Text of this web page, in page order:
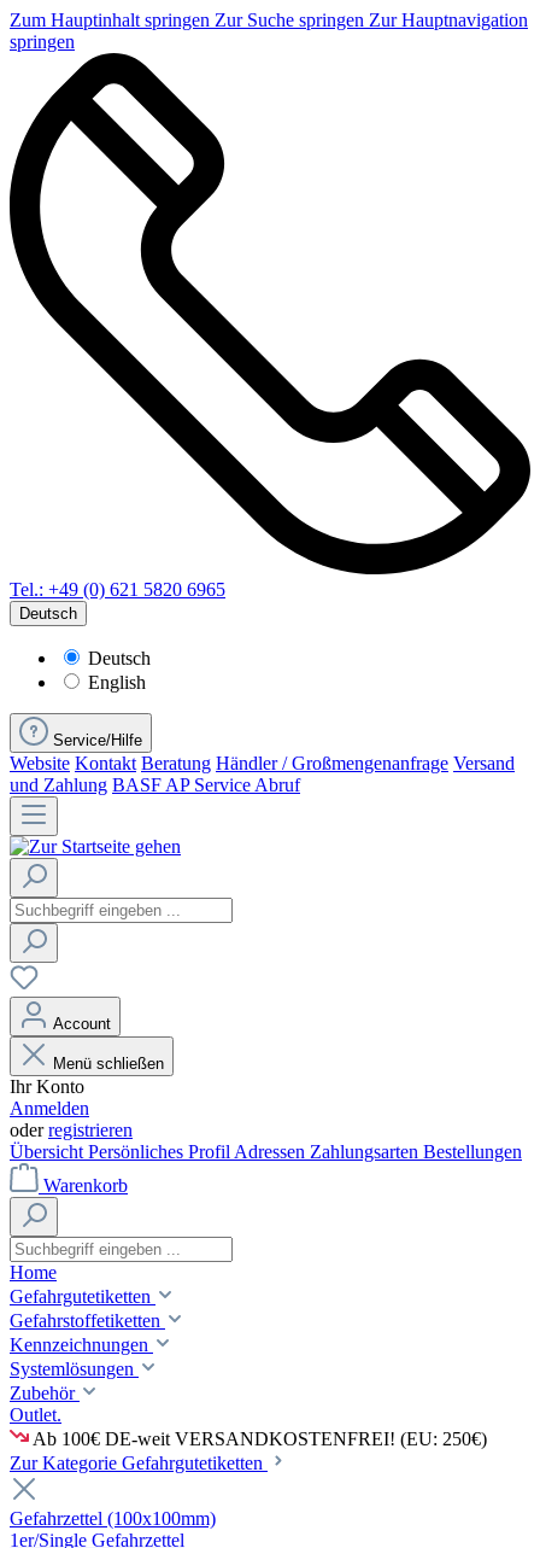
Zum Hauptinhalt springen Zur Suche springen Zur Hauptnavigation
springen
Tel.: +49 (0) 621 5820 6965
Deutsch
Deutsch
English
Service/Hilfe
Website Kontakt Beratung Händler / Großmengenanfrage Versand
und Zahlung BASF AP Service Abruf
Account
Menü schließen
Ihr Konto
Anmelden
oderregistrieren
Übersicht Persönliches Profil Adressen Zahlungsarten Bestellungen
Warenkorb
Home
Gefahrgutetiketten
Gefahrstoffetiketten
Kennzeichnungen
Systemlösungen
Zubehör
Outlet.
Ab 100€ DE-weit VERSANDKOSTENFREI! (EU: 250€)
Zur Kategorie Gefahrgutetiketten
Gefahrzettel (100x100mm)
1er/Single Gefahrzettel